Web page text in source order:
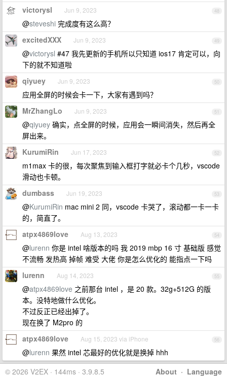
48
victorysl Jun 9, 2023
@steveshi 完成度有这么高？
49
excitedXXX Jun 9, 2023
@victorysl #47 我先更新的手机所以只知道 ios17 肯定可以，向
下的就不知道啦
50
qiyuey Jun 9, 2023
应用全屏的时候会卡一下，大家有遇到吗？
51
MrZhangLo Jun 9, 2023
@qiyuey 确实，点全屏的时候，应用会一瞬间消失，然后再全
屏出来。
52
KurumiRin Jun 17, 2023
m1max 卡的很，每次聚焦到输入框打字就必卡个几秒，vscode
滑动也卡顿。
53
dumbass Jun 19, 2023
@KurumiRin mac mini 2 同，vscode 卡哭了，滚动都一卡一卡
的，简直了。
54
atpx4869love Aug 13, 2023
@lurenn 你是 intel 啥版本的吗 我 2019 mbp 16 寸 基础版 感觉
不流畅 发热高 掉帧 难受 大佬 你是怎么优化的 能指点一下吗
55
lurenn Aug 14, 2023
@atpx4869love 之前那台 intel ，是 20 款。32g+512G 的版
本。没特地做什么优化。
不过反正已经出掉了。
现在换了 M2pro 的
56
atpx4869love Aug 15, 2023 via iPhone
@lurenn 果然 intel 芯最好的优化就是换掉 hhh
About · Language
© 2026 V2EX · 144ms · 3.9.8.5